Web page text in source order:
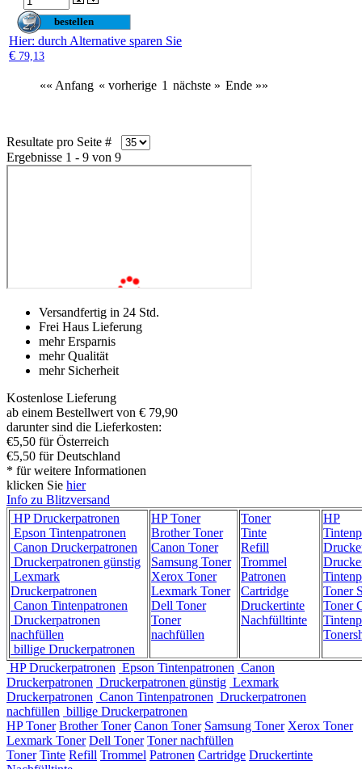
Hier: durch Alternative sparen Sie
€ 79,13
«« Anfang « vorherige 1 nächste » Ende »»
Resultate pro Seite #
Ergebnisse 1 - 9 von 9
Versandfertig in 24 Std.
Frei Haus Lieferung
mehr Ersparnis
mehr Qualität
mehr Sicherheit
Kostenlose Lieferung
ab einem Bestellwert von € 79,90
darunter sind die Lieferkosten:
€5,50 für Österreich
€5,50 für Deutschland
* für weitere Informationen
klicken Sie hier
Info zu Blitzversand
HP Druckerpatronen
Epson Tintenpatronen
Canon Druckerpatronen
Druckerpatronen günstig
Lexmark
Druckerpatronen
Canon Tintenpatronen
Druckerpatronen
nachfüllen
billige Druckerpatronen
HP Toner
Brother Toner
Canon Toner
Samsung Toner
Xerox Toner
Lexmark Toner
Dell Toner
Toner
nachfüllen
Toner
Tinte
Refill
Trommel
Patronen
Cartridge
Druckertinte
Nachfülltinte
HP
Toner
Toner
HP Druckerpatronen Epson Tintenpatronen Canon
Druckerpatronen Druckerpatronen günstig Lexmark
Druckerpatronen Canon Tintenpatronen Druckerpatronen
nachfüllen billige Druckerpatronen
HP Toner Brother Toner Canon Toner Samsung Toner Xerox Toner
Lexmark Toner Dell Toner Toner nachfüllen
Toner Tinte Refill Trommel Patronen Cartridge Druckertinte